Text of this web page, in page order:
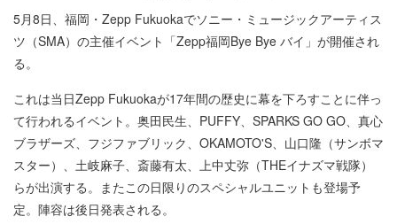
5月8日、福岡・Zepp Fukuokaでソニー・ミュージックアーティス
ツ（SMA）の主催イベント「Zepp福岡Bye Bye バイ」が開催され
る。
これは当日Zepp Fukuokaが17年間の歴史に幕を下ろすことに伴っ
て行われるイベント。奥田民生、PUFFY、SPARKS GO GO、真心
ブラザーズ、フジファブリック、OKAMOTO'S、山口隆（サンボマ
スター）、土岐麻子、斎藤有太、上中丈弥（THEイナズマ戦隊）
らが出演する。またこの日限りのスペシャルユニットも登場予
定。陣容は後日発表される。